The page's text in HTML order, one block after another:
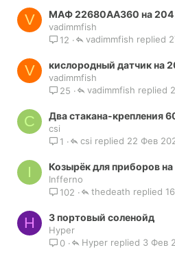
V МАФ 22680AA360 на 204
vadimmfish
12
vadimmfish
V кислородный датчик на
vadimmfish
25
vadimmfish
C Два стакана-крепления
csi
1
22 Фев
csi
I Козырёк для приборов на
Infferno
102
thedeath
H 3 портовый соленойд
Hyper
0
3 Фев
Hyper